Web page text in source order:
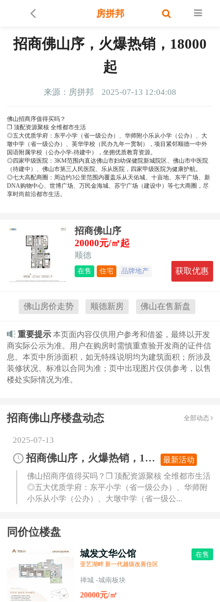
房拼邦
招商佛山序，火爆热销，18000
起
来源：房拼邦 2025-07-13 12:04:08
佛山招商序值得买吗？
❒ 顶配资源聚核 全维都市生活
◎五大优质学府：东平小学（省一级公办）、华师附小乐从小学（公办）、大
墩中学（省一级公办）、英华学校（民办九年一贯制），项目紧邻顺德一中外
国语附属学校（公办小学-待建中），坐拥优质教育资源。
◎四家甲级医院：3KM范围内直达佛山市妇幼保健院新城院区、佛山市中医院
（待建中）、佛山市第三人民医院、乐从医院，四家甲级医院为健康护航。
◎七大高配商圈：周边约3公里范围内覆盖乐从天佑城、十亩地、东平广场、新
DNA购物中心、世博广场、万民金海城、苏宁广场（建设中）等七大商圈，尽
享时尚前沿都市生活。
招商佛山序
20000元/㎡起
顺德
在售 住宅 品牌地产
地铁沿线
获取优惠
佛山房价走势 顺德新房 佛山在售新盘
重要提示 本页面内容仅供用户参考和借鉴，最终以开发
商实际公示为准。用户在购房时需慎重查验开发商的证件信
息。本页中所涉面积，如无特殊说明均为建筑面积；所涉及
装修状况、标准以合同为准；页中出现图片仅供参考，以售
楼处实际情况为准。
招商佛山序楼盘动态 全部动态
2025-07-13
招商佛山序，火爆热销，18000起
最新活动
佛山招商序值得买吗？❒ 顶配资源聚核 全维都市生活
◎五大优质学府：东平小学（省一级公办）、华师附
小乐从小学（公办）、大墩中学（省一级公...
同价位楼盘
城发文华公馆 在售
亚艺湖畔 新一代越级改善住区
禅城 -城南板块
20000元/㎡